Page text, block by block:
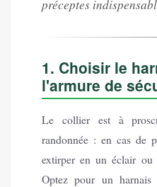
préceptes
1. Choisir le
l'armure de
Le collier est à
randonnée : en cas de
extirper en un éclair ou
Optez pour un